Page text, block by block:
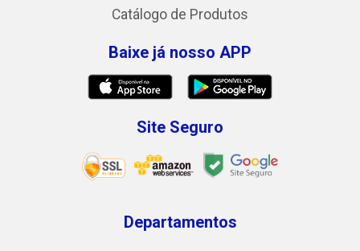
Catálogo de Produtos
Baixe já nosso APP
Site Seguro
Departamentos